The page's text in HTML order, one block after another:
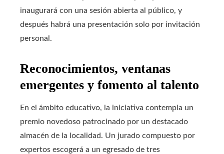
inaugurará con una sesión abierta al público, y
después habrá una presentación solo por invitación
personal.
Reconocimientos, ventanas
emergentes y fomento al talento
En el ámbito educativo, la iniciativa contempla un
premio novedoso patrocinado por un destacado
almacén de la localidad. Un jurado compuesto por
expertos escogerá a un egresado de tres